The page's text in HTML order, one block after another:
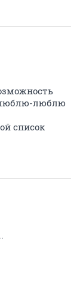
люблю-люблю
список